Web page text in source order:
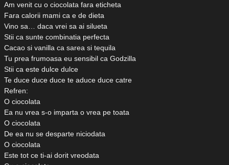
Am venit cu o ciocolata fara eticheta
Fara calorii mami ca e de dieta
Vino sa… daca vrei sa ai silueta
Stii ca sunte combinatia perfecta
Cacao si vanilla ca sarea si tequila
Tu prea frumoasa eu sensibil ca Godzilla
Stii ca este dulce dulce
Te duce duce duce te aduce duce catre
Refren:
O ciocolata
Ea nu vrea s-o imparta o vrea pe toata
O ciocolata
De ea nu se desparte niciodata
O ciocolata
Este tot ce ti-ai dorit vreodata